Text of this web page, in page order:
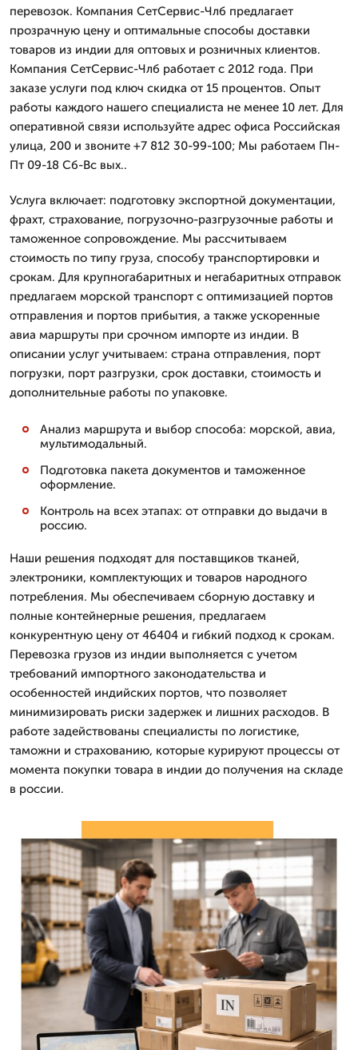
перевозок. Компания СетСервис-Члб предлагает
прозрачную цену и оптимальные способы доставки
товаров из индии для оптовых и розничных клиентов.
Компания СетСервис-Члб работает с 2012 года. При
заказе услуги под ключ скидка от 15 процентов. Опыт
работы каждого нашего специалиста не менее 10 лет. Для
оперативной связи используйте адрес офиса Российская
улица, 200 и звоните +7 812 30-99-100; Мы работаем Пн-
Пт 09-18 Сб-Вс вых..
Услуга включает: подготовку экспортной документации,
фрахт, страхование, погрузочно-разгрузочные работы и
таможенное сопровождение. Мы рассчитываем
стоимость по типу груза, способу транспортировки и
срокам. Для крупногабаритных и негабаритных отправок
предлагаем морской транспорт с оптимизацией портов
отправления и портов прибытия, а также ускоренные
авиа маршруты при срочном импорте из индии. В
описании услуг учитываем: страна отправления, порт
погрузки, порт разгрузки, срок доставки, стоимость и
дополнительные работы по упаковке.
Анализ маршрута и выбор способа: морской, авиа,
мультимодальный.
Подготовка пакета документов и таможенное
оформление.
Контроль на всех этапах: от отправки до выдачи в
россию.
Наши решения подходят для поставщиков тканей,
электроники, комплектующих и товаров народного
потребления. Мы обеспечиваем сборную доставку и
полные контейнерные решения, предлагаем
конкурентную цену от 46404 и гибкий подход к срокам.
Перевозка грузов из индии выполняется с учетом
требований импортного законодательства и
особенностей индийских портов, что позволяет
минимизировать риски задержек и лишних расходов. В
работе задействованы специалисты по логистике,
таможни и страхованию, которые курируют процессы от
момента покупки товара в индии до получения на складе
в россии.